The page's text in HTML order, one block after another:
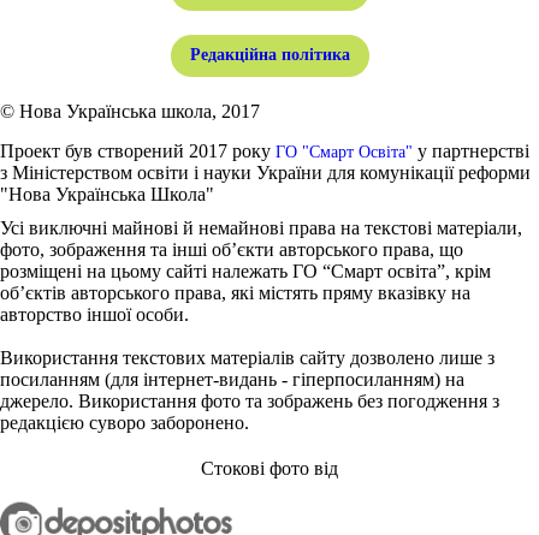
Редакційна політика
© Нова Українська школа, 2017
Проект був створений 2017 року ГО "Смарт Освіта" у партнерстві
з Міністерством освіти і науки України для комунікації реформи
"Нова Українська Школа"
Усі виключні майнові й немайнові права на текстові матеріали,
фото, зображення та інші об’єкти авторського права, що
розміщені на цьому сайті належать ГО “Смарт освіта”, крім
об’єктів авторського права, які містять пряму вказівку на
авторство іншої особи.
Використання текстових матеріалів сайту дозволено лише з
посиланням (для інтернет-видань - гіперпосиланням) на
джерело. Використання фото та зображень без погодження з
редакцією суворо заборонено.
Стокові фото від